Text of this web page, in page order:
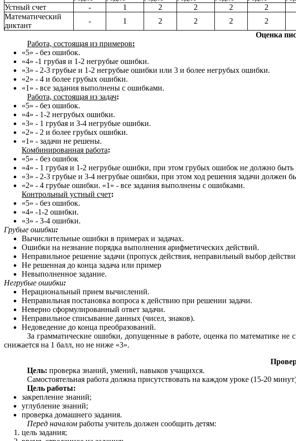
Устный счет
- 1 2 2 2 2
Математический
диктант
- 1 2 2 2 2
Оценка
Работа, состоящая из примеров:
«5» - без ошибок.
«4» -1 грубая и 1-2 негрубые ошибки.
«3» - 2-3 грубые и 1-2 негрубые ошибки или 3 и более негрубых ошибки.
«2» - 4 и более грубых ошибки.
«1» - все задания выполнены с ошибками.
Работа, состоящая из задач:
«5» - без ошибок.
«4» - 1-2 негрубых ошибки.
«3» - 1 грубая и 3-4 негрубые ошибки.
«2» - 2 и более грубых ошибки.
«1» - задачи не решены.
Комбинированная работа:
«5» - без ошибок
«4» - 1 грубая и 1-2 негрубые ошибки, при этом грубых ошибок не должно быть
«3» - 2-3 грубые и 3-4 негрубые ошибки, при этом ход решения задачи должен
«2» - 4 грубые ошибки. «1» - все задания выполнены с ошибками.
Контрольный устный счет:
«5» - без ошибок.
«4» -1-2 ошибки.
«3» - 3-4 ошибки.
Грубые ошибки:
Вычислительные ошибки в примерах и задачах.
Ошибки на незнание порядка выполнения арифметических действий.
Неправильное решение задачи (пропуск действия, неправильный выбор
Не решенная до конца задача или пример
Невыполненное задание.
Негрубые ошибки:
Нерациональный прием вычислений.
Неправильная постановка вопроса к действию при решении задачи.
Неверно сформулированный ответ задачи.
Неправильное списывание данных (чисел, знаков).
Недоведение до конца преобразований.
За грамматические ошибки, допущенные в работе, оценка по математике
снижается на 1 балл, но не ниже «3».
Цель:проверка знаний, умений, навыков учащихся.
Самостоятельная работа должна присутствовать на каждом уроке (15-20
Цель работы:
закрепление знаний;
углубление знаний;
проверка домашнего задания.
Перед началом работы учитель должен сообщить детям:
цель задания;